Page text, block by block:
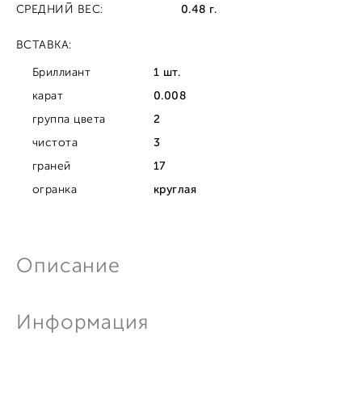
Описание
Информация
СРЕДНИЙ ВЕС: 0.48 г.
ВСТАВКА:
Бриллиант
1 шт.
карат
0.008
группа цвета
2
чистота
3
граней
17
огранка
круглая